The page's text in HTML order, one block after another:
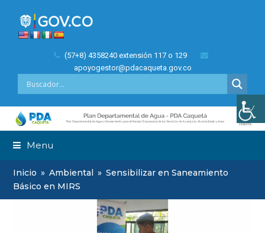
(57+8) 4358240 extensión 117 o 129
apoyogestor@pdacaqueta.gov.co
Menu
Inicio » Ambiental » Sensibilizar en Saneamiento
Básico en MIRS